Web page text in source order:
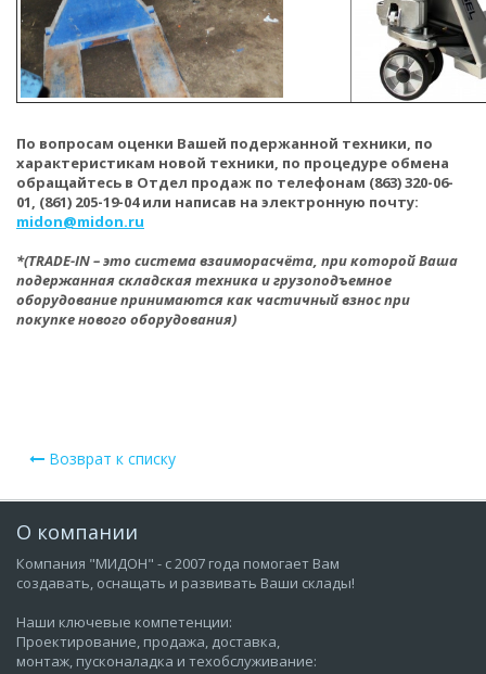
По вопросам оценки Вашей подержанной техники, по
характеристикам новой техники, по процедуре обмена
обращайтесь в Отдел продаж по телефонам (863) 320-06-
01, (861) 205-19-04 или написав на электронную почту:
midon@midon.ru
*(TRADE-IN – это система взаиморасчёта, при которой Ваша
подержанная складская техника и грузоподъемное
оборудование принимаются как частичный взнос при
покупке нового оборудования)
Возврат к списку
О компании
Компания "МИДОН" - с 2007 года помогает Вам
создавать, оснащать и развивать Ваши склады!
Наши ключевые компетенции:
Проектирование, продажа, доставка,
монтаж, пусконаладка и техобслуживание: